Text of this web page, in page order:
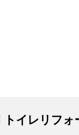
トイレリフ